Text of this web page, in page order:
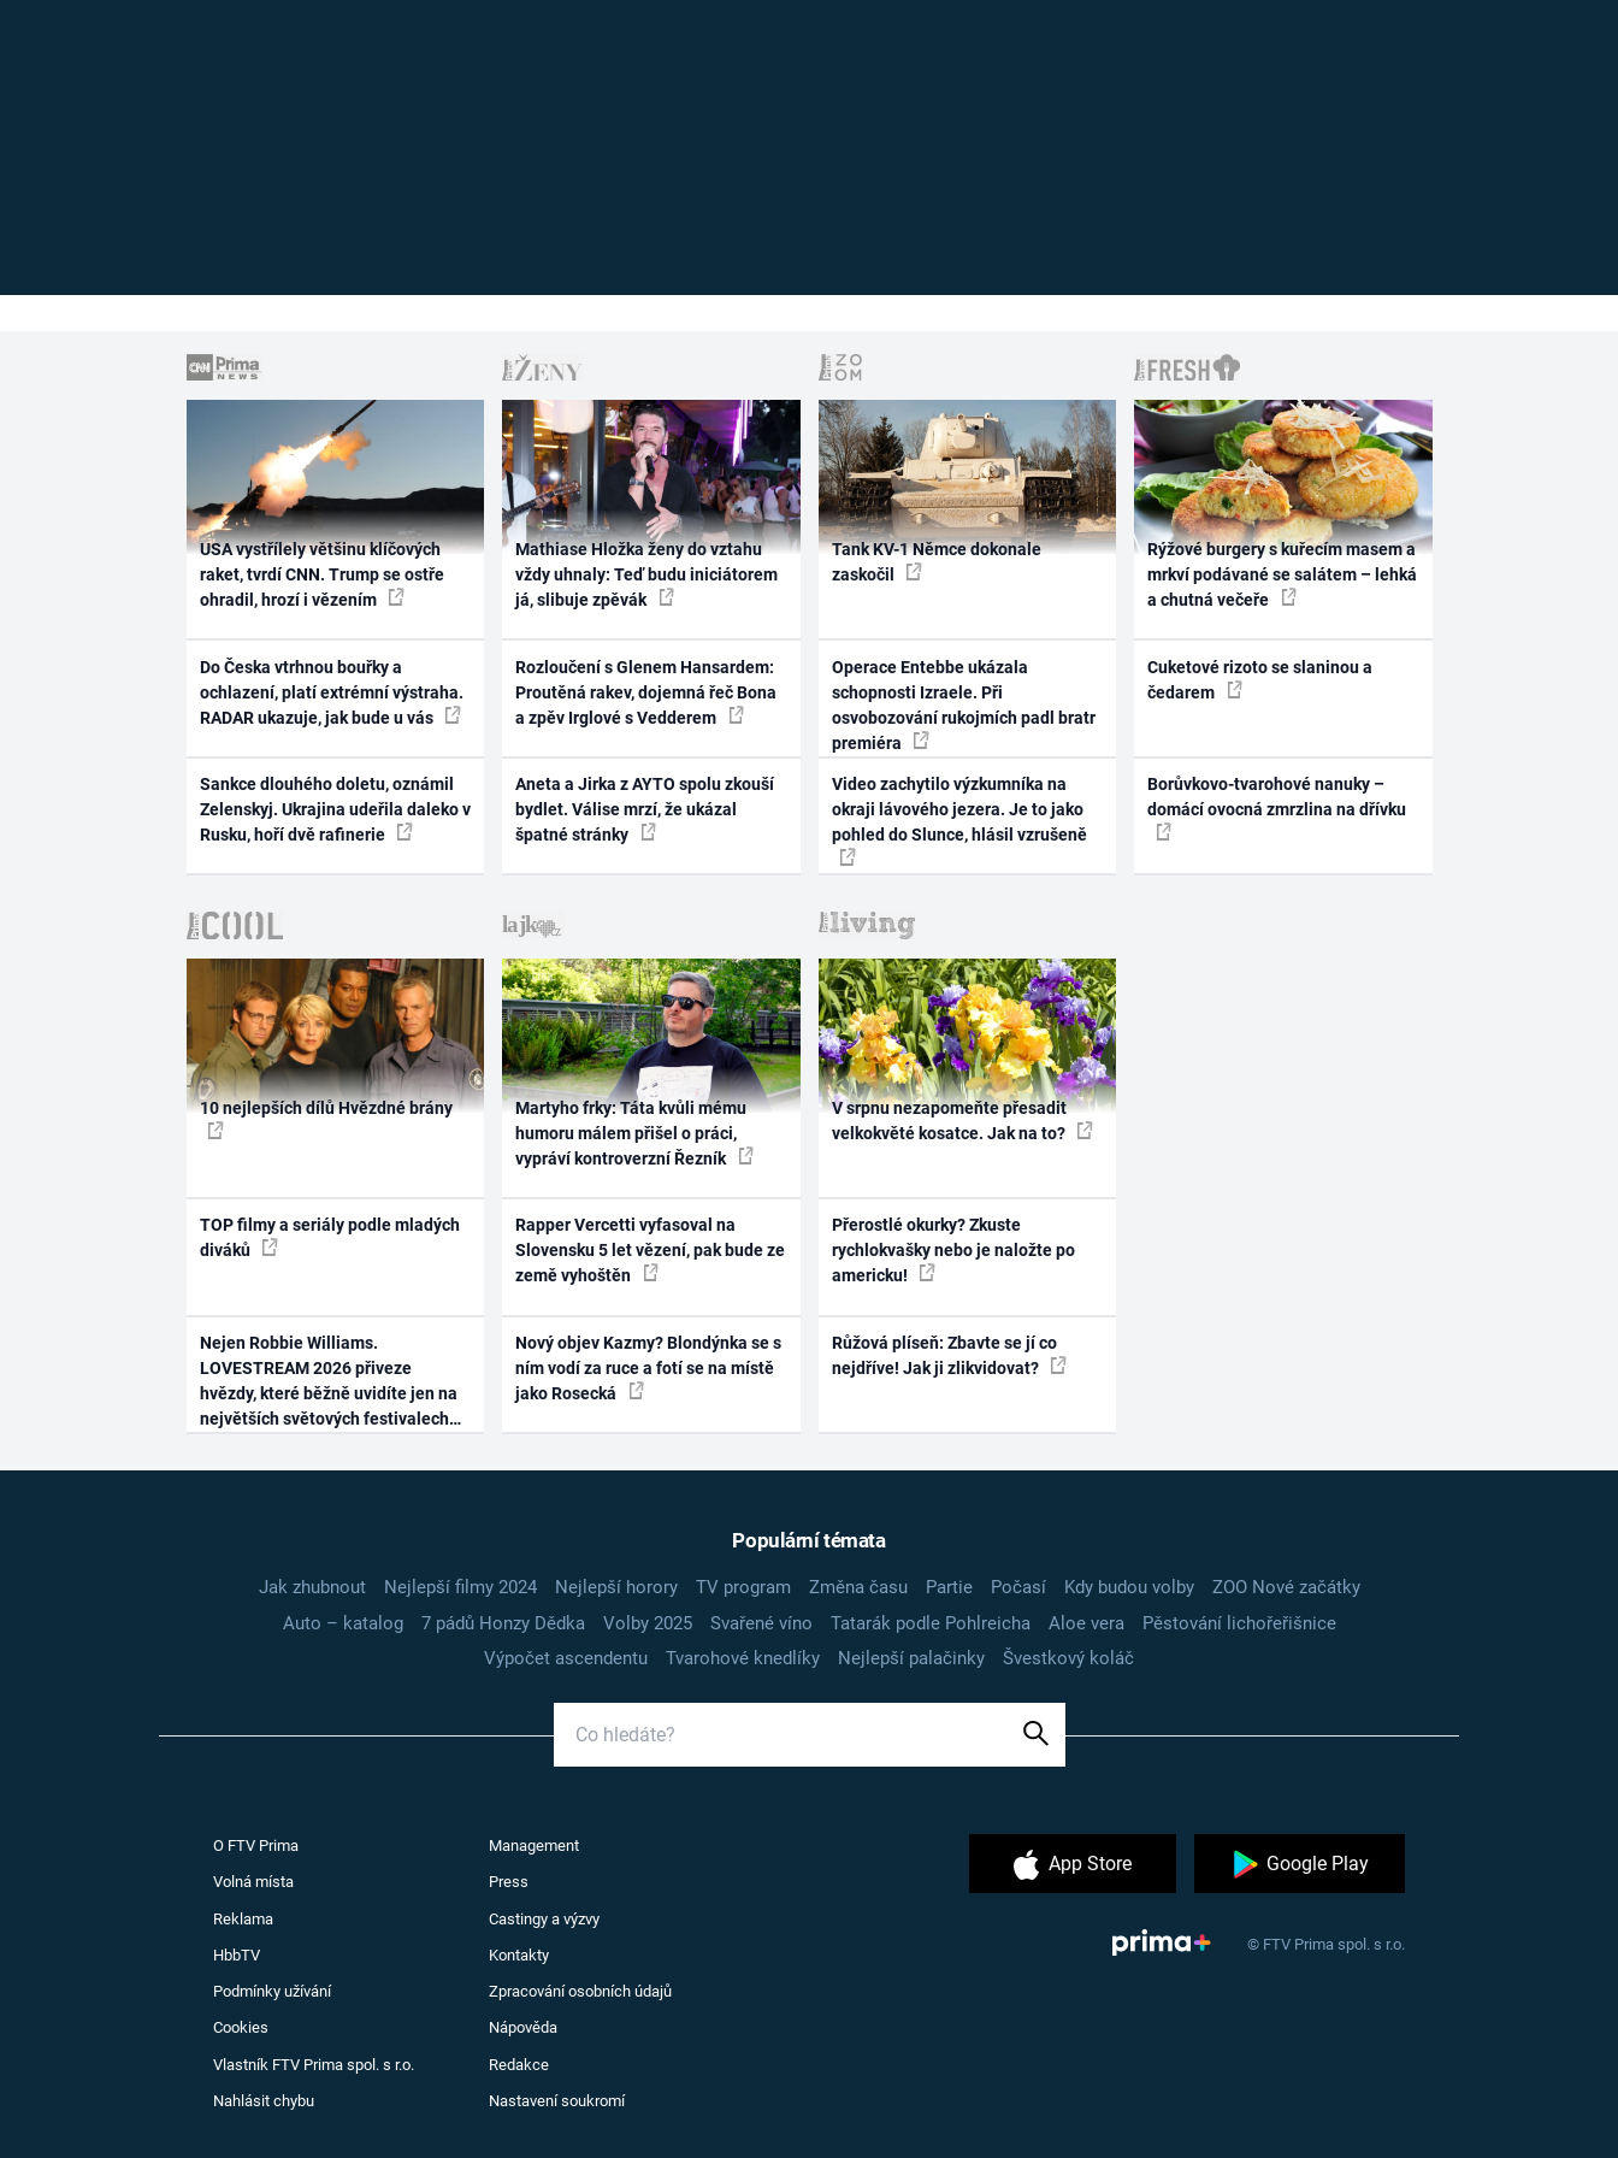
USA vystřílely většinu klíčových
raket, tvrdí CNN. Trump se ostře
ohradil, hrozí i vězením
Do Česka vtrhnou bouřky a
ochlazení, platí extrémní výstraha.
RADAR ukazuje, jak bude u vás
Sankce dlouhého doletu, oznámil
Zelenskyj. Ukrajina udeřila daleko v
Rusku, hoří dvě rafinerie
Mathiase Hložka ženy do vztahu
vždy uhnaly: Teď budu iniciátorem
já, slibuje zpěvák
Rozloučení s Glenem Hansardem:
Proutěná rakev, dojemná řeč Bona
a zpěv Irglové s Vedderem
Aneta a Jirka z AYTO spolu zkouší
bydlet. Válise mrzí, že ukázal
špatné stránky
Tank KV-1 Němce dokonale
zaskočil
Operace Entebbe ukázala
schopnosti Izraele. Při
osvobozování rukojmích padl bratr
premiéra
Video zachytilo výzkumníka na
okraji lávového jezera. Je to jako
pohled do Slunce, hlásil vzrušeně
Rýžové burgery s kuřecím masem a
mrkví podávané se salátem – lehká
a chutná večeře
Cuketové rizoto se slaninou a
čedarem
Borůvkovo-tvarohové nanuky –
domácí ovocná zmrzlina na dřívku
10 nejlepších dílů Hvězdné brány
TOP filmy a seriály podle mladých
diváků
Nejen Robbie Williams.
LOVESTREAM 2026 přiveze
hvězdy, které běžně uvidíte jen na
největších světových festivalech
Martyho frky: Táta kvůli mému
humoru málem přišel o práci,
vypráví kontroverzní Řezník
Rapper Vercetti vyfasoval na
Slovensku 5 let vězení, pak bude ze
země vyhoštěn
Nový objev Kazmy? Blondýnka se s
ním vodí za ruce a fotí se na místě
jako Rosecká
V srpnu nezapomeňte přesadit
velkokvěté kosatce. Jak na to?
Přerostlé okurky? Zkuste
rychlokvašky nebo je naložte po
americku!
Růžová plíseň: Zbavte se jí co
nejdříve! Jak ji zlikvidovat?
Populární témata
Jak zhubnout Nejlepší filmy 2024 Nejlepší horory TV program Změna času Partie Počasí Kdy budou volby
ZOO Nové začátky
Auto – katalog
7 pádů Honzy Dědka Volby 2025 Svařené víno Tatarák podle Pohlreicha Aloe vera
Pěstování lichořeřišnice
Výpočet ascendentu
Tvarohové knedlíky Nejlepší palačinky Švestkový koláč
O FTV Prima Management
Volná místa Press
Reklama Castingy a výzvy
HbbTV Kontakty
Podmínky užívání Zpracování osobních údajů
Cookies Nápověda
Vlastník FTV Prima spol. s r.o. Redakce
Nahlásit chybu Nastavení soukromí
App Store Google Play
© FTV Prima spol. s r.o.